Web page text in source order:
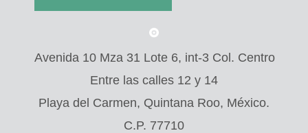
Avenida 10 Mza 31 Lote 6, int-3 Col. Centro
Entre las calles 12 y 14
Playa del Carmen, Quintana Roo, México.
C.P. 77710